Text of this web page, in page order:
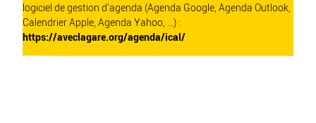
logiciel de gestion d'agenda (Agenda Google, Agenda Outlook,
Calendrier Apple, Agenda Yahoo, ...) :
https://aveclagare.org/agenda/ical/